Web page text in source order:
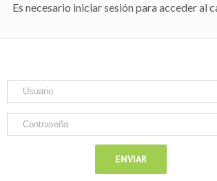
Es necesario iniciar sesión para acceder al